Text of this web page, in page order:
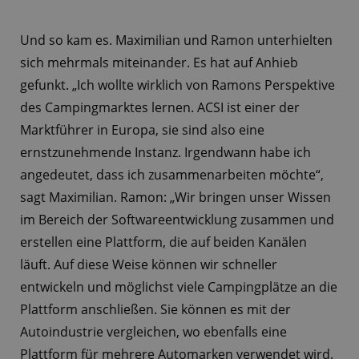
Und so kam es. Maximilian und Ramon unterhielten
sich mehrmals miteinander. Es hat auf Anhieb
gefunkt. „Ich wollte wirklich von Ramons Perspektive
des Campingmarktes lernen. ACSI ist einer der
Marktführer in Europa, sie sind also eine
ernstzunehmende Instanz. Irgendwann habe ich
angedeutet, dass ich zusammenarbeiten möchte“,
sagt Maximilian. Ramon: „Wir bringen unser Wissen
im Bereich der Softwareentwicklung zusammen und
erstellen eine Plattform, die auf beiden Kanälen
läuft. Auf diese Weise können wir schneller
entwickeln und möglichst viele Campingplätze an die
Plattform anschließen. Sie können es mit der
Autoindustrie vergleichen, wo ebenfalls eine
Plattform für mehrere Automarken verwendet wird.